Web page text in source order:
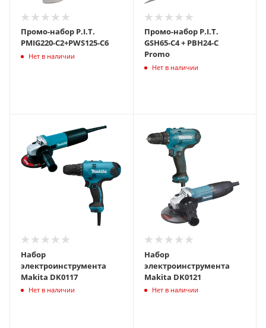
Промо-набор P.I.T.
PMIG220-C2+PWS125-C6
Нет в наличии
Промо-набор P.I.T.
GSH65-C4 + PBH24-C
Promo
Нет в наличии
Набор
электроинструмента
Makita DK0117
Нет в наличии
Набор
электроинструмента
Makita DK0121
Нет в наличии